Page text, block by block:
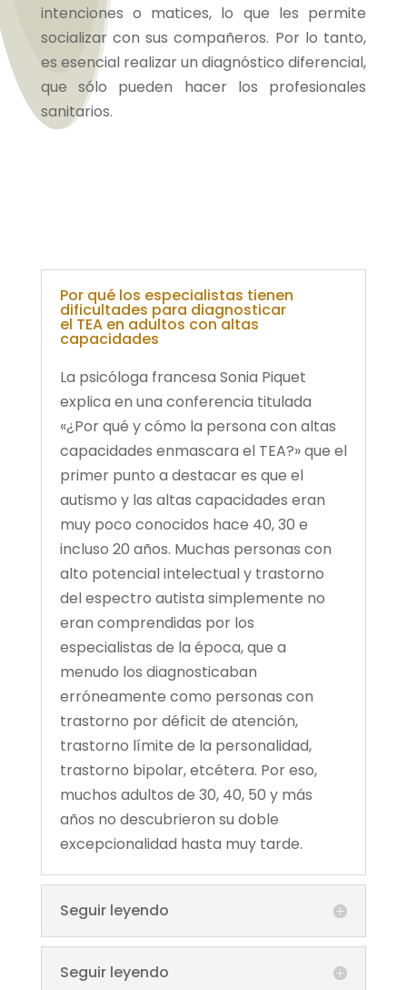
intenciones o matices, lo que les permite
socializar con sus compañeros. Por lo tanto,
es esencial realizar un diagnóstico diferencial,
que sólo pueden hacer los profesionales
sanitarios.
Por qué los especialistas tienen
dificultades para diagnosticar
el TEA en adultos con altas
capacidades
La psicóloga francesa Sonia Piquet
explica en una conferencia titulada
«¿Por qué y cómo la persona con altas
capacidades enmascara el TEA?» que el
primer punto a destacar es que el
autismo y las altas capacidades eran
muy poco conocidos hace 40, 30 e
incluso 20 años. Muchas personas con
alto potencial intelectual y trastorno
del espectro autista simplemente no
eran comprendidas por los
especialistas de la época, que a
menudo los diagnosticaban
erróneamente como personas con
trastorno por déficit de atención,
trastorno límite de la personalidad,
trastorno bipolar, etcétera. Por eso,
muchos adultos de 30, 40, 50 y más
años no descubrieron su doble
excepcionalidad hasta muy tarde.
Seguir leyendo
Seguir leyendo